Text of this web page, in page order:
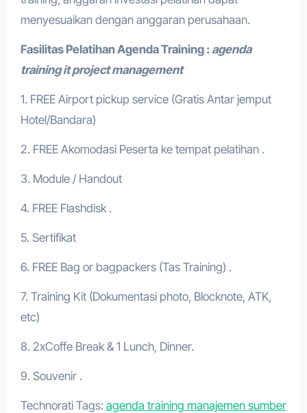
menyesuaikan dengan anggaran perusahaan.
Fasilitas PelatihanAgenda Training : agenda
training it project management
1. FREE Airport pickup service (Gratis Antar jemput
Hotel/Bandara)
2. FREE Akomodasi Peserta ke tempat pelatihan .
3. Module / Handout
4. FREE Flashdisk .
5. Sertifikat
6. FREE Bag or bagpackers (Tas Training) .
7. Training Kit (Dokumentasi photo, Blocknote, ATK,
etc)
8. 2xCoffe Break & 1 Lunch, Dinner.
9. Souvenir .
Technorati Tags: agenda training manajemen sumber